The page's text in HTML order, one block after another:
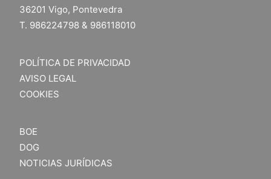
36201 Vigo, Pontevedra
T. 986224798 & 986118010
POLÍTICA DE PRIVACIDAD
AVISO LEGAL
COOKIES
BOE
DOG
NOTICIAS JURÍDICAS